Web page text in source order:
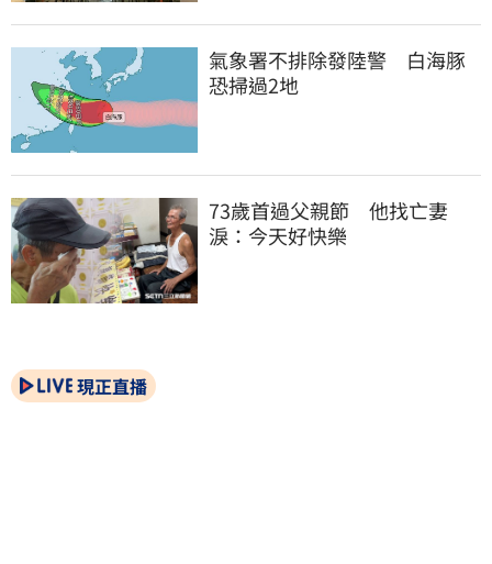
氣象署不排除發陸警　白海豚
恐掃過2地
73歲首過父親節　他找亡妻
淚：今天好快樂
現正直播